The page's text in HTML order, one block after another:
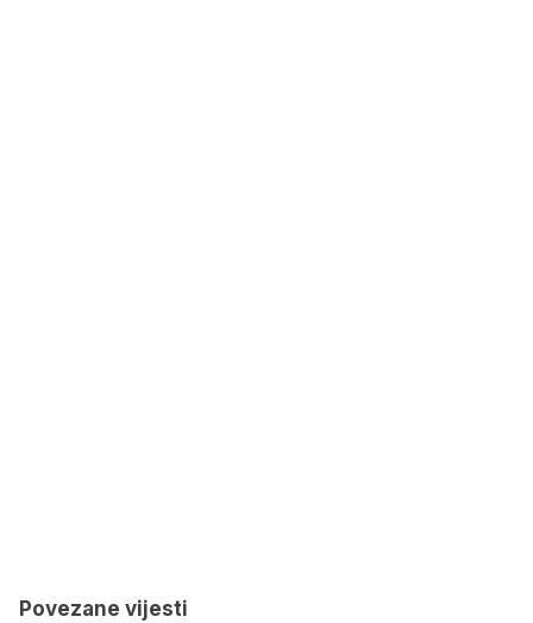
Povezane vijesti